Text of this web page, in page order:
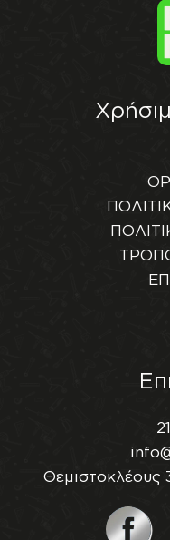
Θεμιστοκλέους